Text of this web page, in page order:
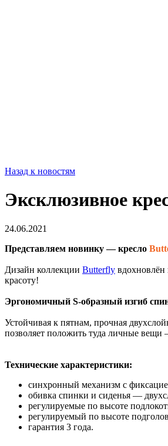
Назад к новостям
Эксклюзивное
24.06.2021
Представляем новинку — кресло
Дизайн коллекции Butterfly вдохновлён
красоту!
Эргономичный S-образный изгиб
Устойчивая к пятнам, прочная
позволяет положить туда личные
Технические характеристики:
синхронный механизм с
обивка спинки и сиденья —
регулируемые по высоте
регулируемый по высоте
гарантия 3 года.